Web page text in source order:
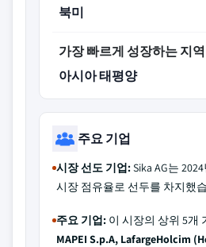
북미
가장 빠르게 성장하는 지역
아시아 태평양
주요 기업
시장 선도 기업:Sika AG는
시장 점유율로 선두를 차지했
주요 기업: 이 시장의 상위 5개
MAPEI S.p.A, LafargeHolcim